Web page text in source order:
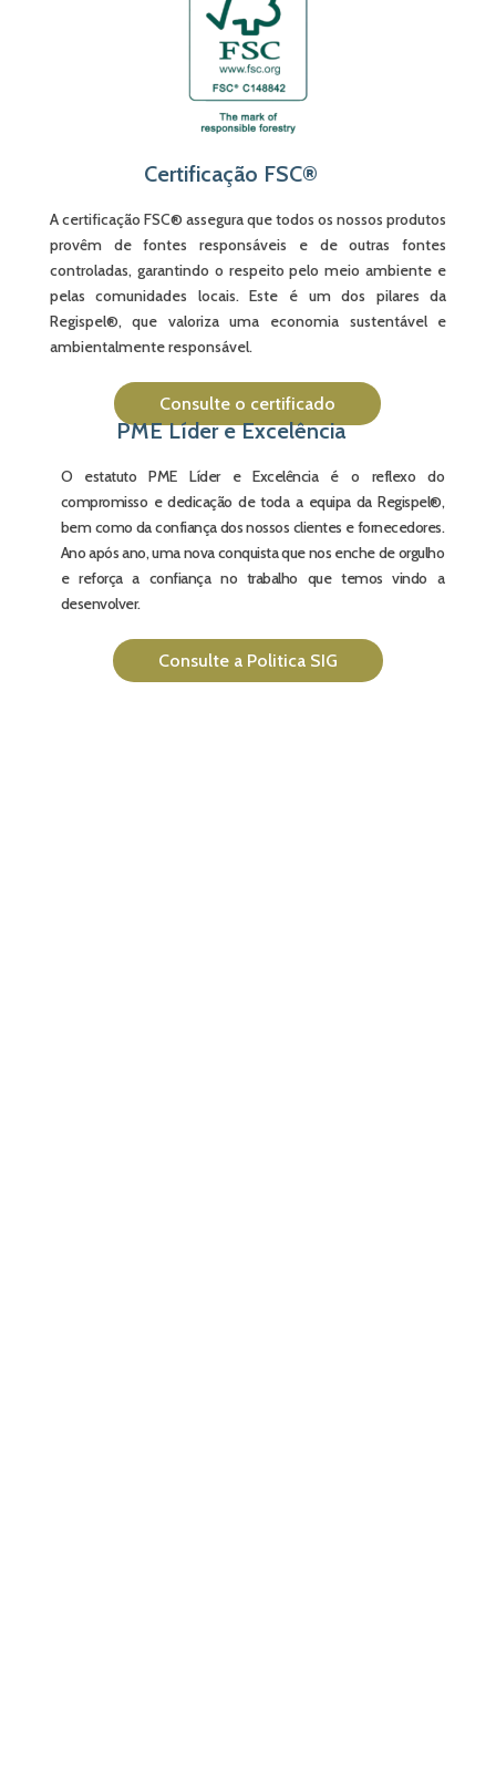
Certificação FSC®
A certificação FSC® assegura que todos os nossos produtos
provêm de fontes responsáveis e de outras fontes
controladas, garantindo o respeito pelo meio ambiente e
pelas comunidades locais. Este é um dos pilares da
Regispel®, que valoriza uma economia sustentável e
ambientalmente responsável.
Consulte o certificado
PME Líder e Excelência
O estatuto PME Líder e Excelência é o reflexo do
compromisso e dedicação de toda a equipa da Regispel®,
bem como da confiança dos nossos clientes e fornecedores.
Ano após ano, uma nova conquista que nos enche de orgulho
e reforça a confiança no trabalho que temos vindo a
desenvolver.
Consulte a Politica SIG